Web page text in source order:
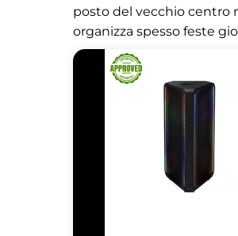
posto del vecchio centro
organizza spesso feste